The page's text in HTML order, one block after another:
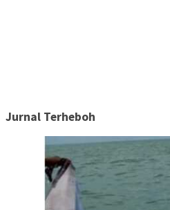
Jurnal Terheboh